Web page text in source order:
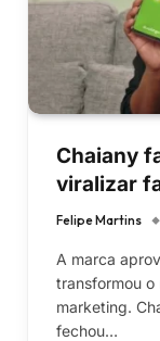
Chaiany
viralizar
Felipe Martins
A marca
transformou o
marketing.
fechou…